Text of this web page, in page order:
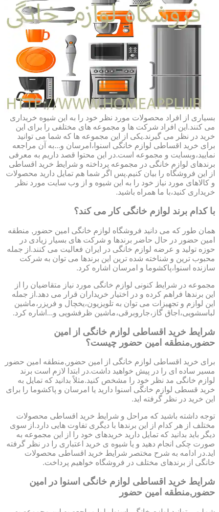
بسیاری از افراد محصولات مورد نظر خود را به این شیوه خریداری
می کنند.این افراد شرکت ها و مجموعه های مختلفی را برای این
خرید در نظر می گیرند.یکی از این مجموعه ها که شما می توانید
برای خرید اقساطی لوازم خانگی اسنوا،امرسان و...به آن مراجعه
نمایید،وبسایت و مجموعه است.در این محتوا قصد داریم به معرفی
برندهای لوازم خانگی در مجموعه پرداخته و شرایط خرید اقساطی
از این فروشگاه را بیان کنیم.پس اگر شما هم تمایل دارید محصولات
و کالاهای مورد نیاز خود را به این شیوه و از وب سایت مورد نظر
خریداری کنید،با ما همراه باشید.
با کدام برند لوازم خانگی کار می کند؟
همان طور که می دانید فروشگاه لوازم خانگی امین حضور, منطقه
امین حضور در حال حاضر برندها و شرکت های بسیار زیادی در
حوزه تولید و عرضه لوازم خانگی در ایران فعالیت می کنند.از جمله
محبوب ترین و شناخته شده ترین این برندها می توان به شرکت
سازنده اسنوا،پاکشوما و امرسان اشاره کرد.
مجموعه در شرایط کنونی لوازم خانگی مورد نیاز متقاضیان را از
این برندها فراهم کرده و در اختیار خریداران قرار می دهد.از جمله
این لوازم و تجهیزات می توان به تلویزیون،یخچال و فریزر،ماشین
لباسشویی،اجاق گاز،جاروبرقی،ماشین ظرفشویی و...اشاره کرد.
شرایط خرید اقساطی لوازم خانگی از امین
حضور,منطقه امین حضور چیست؟
برای خرید اقساطی لوازم خانگی از امین حضور,منطقه امین حضور
مسیر ساده ای را در پیش خواهید داشت.در ابتدا لازم است برند
لوازم خانگی مد نظر خود را مشخص کنید.مثلاً بدانید که تمایل به
خرید قسطی لوازم خانگی اسنوا دارید یا امرسان و پاکشوما را برای
این خرید در نظر گرفته اید.
توجه داشته باشید که مراحل و شرایط خرید اقساطی محصولات
مختلف از هر کدام از این برندها با دیگری تفاوت هایی دارد.از سوی
دیگر باید بدانید که تمایل دارید خریدهای خود را از این مجموعه به
صورت چکی انجام دهید و یا شیوه ی خرید اعتباری را در نظر گرفته
اید.در ادامه به شرح مختصر شرایط خرید اقساطی محصولات
خانگی از برندهای مختلف در فروشگاه خواهیم پرداخت.
شرایط خرید اقساطی لوازم خانگی اسنوا در امین
حضور,منطقه امین حضور